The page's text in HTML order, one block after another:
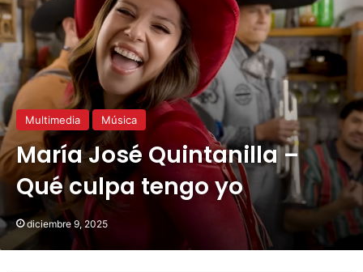
Multimedia Música
María José Quintanilla –
Qué culpa tengo yo
diciembre 9, 2025